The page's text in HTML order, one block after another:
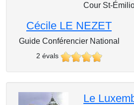
Cour St-
Cécile LE NEZET
Guide Conférencier National
2 évals